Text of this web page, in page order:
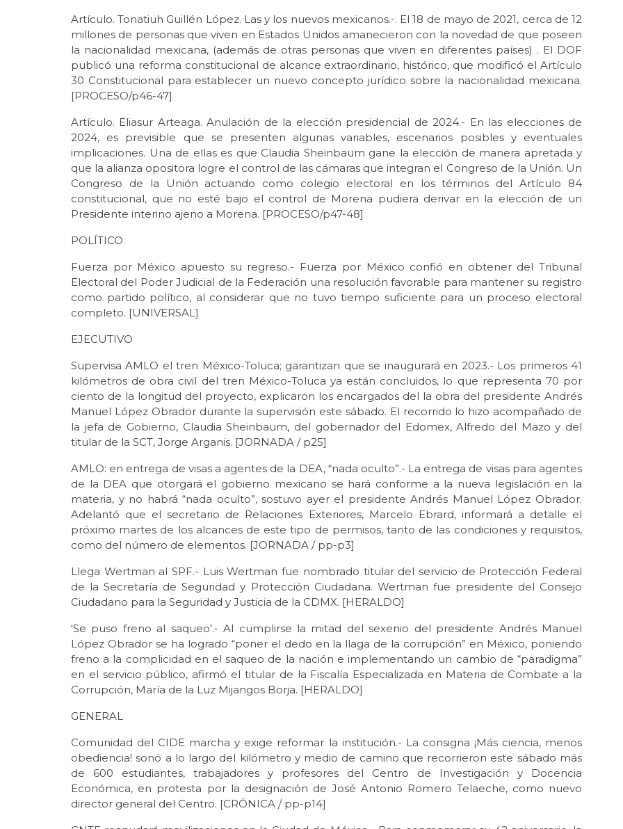
Artículo. Tonatiuh Guillén López. Las y los nuevos mexicanos.-. El 18 de mayo de 2021, cerca de 12
millones de personas que viven en Estados Unidos amanecieron con la novedad de que poseen
la nacionalidad mexicana, (además de otras personas que viven en diferentes países) . El DOF
publicó una reforma constitucional de alcance extraordinario, histórico, que modificó el Artículo
30 Constitucional para establecer un nuevo concepto jurídico sobre la nacionalidad mexicana.
[PROCESO/p46-47]
Artículo. Eliasur Arteaga. Anulación de la elección presidencial de 2024.- En las elecciones de
2024, es previsible que se presenten algunas variables, escenarios posibles y eventuales
implicaciones. Una de ellas es que Claudia Sheinbaum gane la elección de manera apretada y
que la alianza opositora logre el control de las cámaras que integran el Congreso de la Unión. Un
Congreso de la Unión actuando como colegio electoral en los términos del Artículo 84
constitucional, que no esté bajo el control de Morena pudiera derivar en la elección de un
Presidente interino ajeno a Morena. [PROCESO/p47-48]
POLÍTICO
Fuerza por México apuesto su regreso.- Fuerza por México confió en obtener del Tribunal
Electoral del Poder Judicial de la Federación una resolución favorable para mantener su registro
como partido político, al considerar que no tuvo tiempo suficiente para un proceso electoral
completo. [UNIVERSAL]
EJECUTIVO
Supervisa AMLO el tren México-Toluca; garantizan que se inaugurará en 2023.- Los primeros 41
kilómetros de obra civil del tren México-Toluca ya están concluidos, lo que representa 70 por
ciento de la longitud del proyecto, explicaron los encargados del la obra del presidente Andrés
Manuel López Obrador durante la supervisión este sábado. El recorrido lo hizo acompañado de
la jefa de Gobierno, Claudia Sheinbaum, del gobernador del Edomex, Alfredo del Mazo y del
titular de la SCT, Jorge Arganis. [JORNADA / p25]
AMLO: en entrega de visas a agentes de la DEA, “nada oculto”.- La entrega de visas para agentes
de la DEA que otorgará el gobierno mexicano se hará conforme a la nueva legislación en la
materia, y no habrá “nada oculto”, sostuvo ayer el presidente Andrés Manuel López Obrador.
Adelantó que el secretario de Relaciones Exteriores, Marcelo Ebrard, informará a detalle el
próximo martes de los alcances de este tipo de permisos, tanto de las condiciones y requisitos,
como del número de elementos. [JORNADA / pp-p3]
Llega Wertman al SPF.- Luis Wertman fue nombrado titular del servicio de Protección Federal
de la Secretaría de Seguridad y Protección Ciudadana. Wertman fue presidente del Consejo
Ciudadano para la Seguridad y Justicia de la CDMX. [HERALDO]
‘Se puso freno al saqueo’.- Al cumplirse la mitad del sexenio del presidente Andrés Manuel
López Obrador se ha logrado “poner el dedo en la llaga de la corrupción” en México, poniendo
freno a la complicidad en el saqueo de la nación e implementando un cambio de “paradigma”
en el servicio público, afirmó el titular de la Fiscalía Especializada en Materia de Combate a la
Corrupción, María de la Luz Mijangos Borja. [HERALDO]
GENERAL
Comunidad del CIDE marcha y exige reformar la institución.- La consigna ¡Más ciencia, menos
obediencia! sonó a lo largo del kilómetro y medio de camino que recorrieron este sábado más
de 600 estudiantes, trabajadores y profesores del Centro de Investigación y Docencia
Económica, en protesta por la designación de José Antonio Romero Telaeche, como nuevo
director general del Centro. [CRÓNICA / pp-p14]